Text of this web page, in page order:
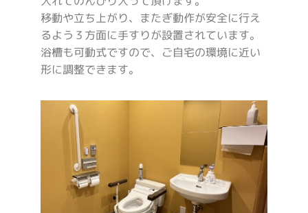
移動や立ち上がり、またぎ動作が安全に行え
るよう３方面に手すりが設置されています。
浴槽も可動式ですので、ご自宅の環境に近い
形に調整できます。